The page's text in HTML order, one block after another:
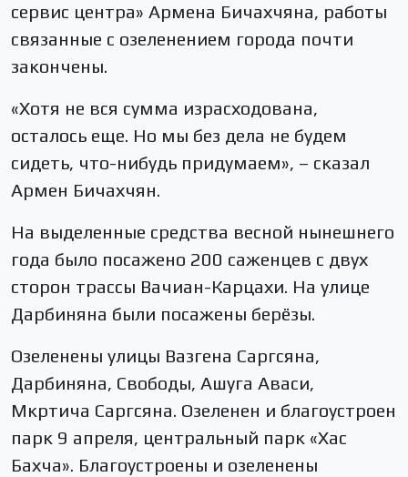
сервис центра» Армена Бичахчяна, работы
связанные с озеленением города почти
закончены.
«Хотя не вся сумма израсходована,
осталось еще. Но мы без дела не будем
сидеть, что-нибудь придумаем», – сказал
Армен Бичахчян.
На выделенные средства весной нынешнего
года было посажено 200 саженцев с двух
сторон трассы Вачиан-Карцахи. На улице
Дарбиняна были посажены берёзы.
Озеленены улицы Вазгена Саргсяна,
Дарбиняна, Свободы, Ашуга Аваси,
Мкртича Саргсяна. Озеленен и благоустроен
парк 9 апреля, центральный парк «Хас
Бахча». Благоустроены и озеленены